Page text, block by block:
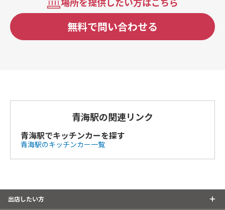
無料で問い合わせる
青海駅の関連リンク
青海駅でキッチンカーを探す
青海駅のキッチンカー一覧
出店したい方